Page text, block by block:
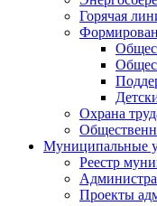
Горячая
Охрана
Муниципальные
Реестр
Проекты